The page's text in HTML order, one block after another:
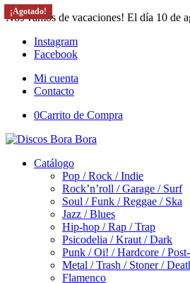
Nos vamos de vacaciones! El día 10 de
Instagram
Facebook
Mi cuenta
Contacto
0Carrito de Compra
Catálogo
Pop / Rock / Indie
Rock’n’roll / Garage / Surf
Soul / Funk / Reggae / Ska
Jazz / Blues
Hip-hop / Rap / Trap
Psicodelia / Kraut / Dark
Punk / Oi! / Hardcore /
Metal / Trash / Stoner /
Flamenco
¡Agotado!
¡Agotado!
¡Agotado!